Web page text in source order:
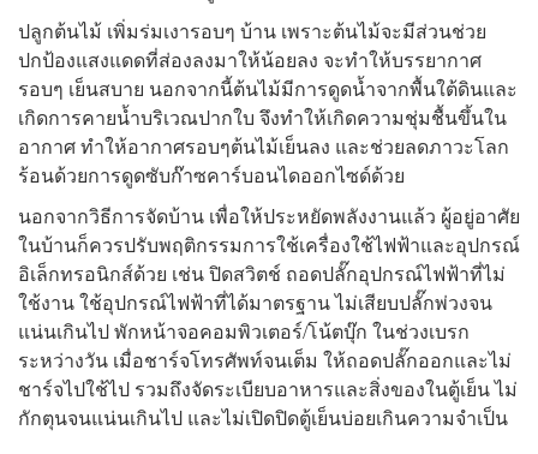
ปลูกต้นไม้ เพิ่มร่มเงารอบๆ บ้าน เพราะต้นไม้จะมีส่วนช่วย
ปกป้องแสงแดดที่ส่องลงมาให้น้อยลง จะทำให้บรรยากาศ
รอบๆ เย็นสบาย นอกจากนี้ต้นไม้มีการดูดน้ำจากพื้นใต้ดินและ
เกิดการคายน้ำบริเวณปากใบ จึงทำให้เกิดความชุ่มชื้นขึ้นใน
อากาศ ทำให้อากาศรอบๆต้นไม้เย็นลง และช่วยลดภาวะโลก
ร้อนด้วยการดูดซับก๊าซคาร์บอนไดออกไซด์ด้วย
นอกจากวิธีการจัดบ้าน เพื่อให้ประหยัดพลังงานแล้ว ผู้อยู่อาศัย
ในบ้านก็ควรปรับพฤติกรรมการใช้เครื่องใช้ไฟฟ้าและอุปกรณ์
อิเล็กทรอนิกส์ด้วย เช่น ปิดสวิตช์ ถอดปลั๊กอุปกรณ์ไฟฟ้าที่ไม่
ใช้งาน ใช้อุปกรณ์ไฟฟ้าที่ได้มาตรฐาน ไม่เสียบปลั๊กพ่วงจน
แน่นเกินไป พักหน้าจอคอมพิวเตอร์/โน้ตบุ๊ก ในช่วงเบรก
ระหว่างวัน เมื่อชาร์จโทรศัพท์จนเต็ม ให้ถอดปลั๊กออกและไม่
ชาร์จไปใช้ไป รวมถึงจัดระเบียบอาหารและสิ่งของในตู้เย็น ไม่
กักตุนจนแน่นเกินไป และไม่เปิดปิดตู้เย็นบ่อยเกินความจำเป็น